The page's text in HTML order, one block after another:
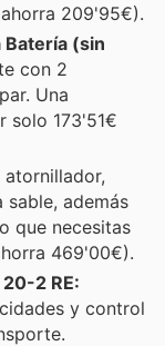
209'95€).
(sin
con 2
Una
solo 173'51€
además
que necesitas
469'00€).
2 RE:
y control